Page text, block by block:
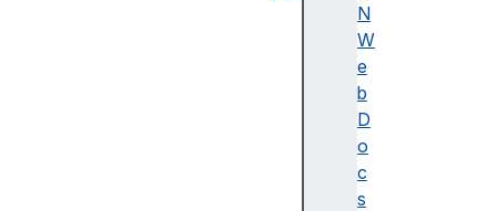
N
W
e
b
D
o
c
s